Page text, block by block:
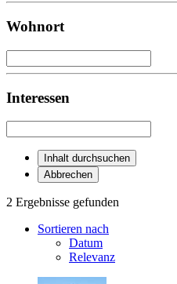
Wohnort
Interessen
Inhalt durchsuchen
Abbrechen
2 Ergebnisse gefunden
Sortieren nach
Datum
Relevanz